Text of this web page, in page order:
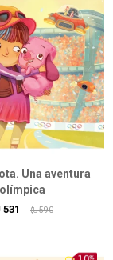
Una aventura
olímpica
531 $U 590